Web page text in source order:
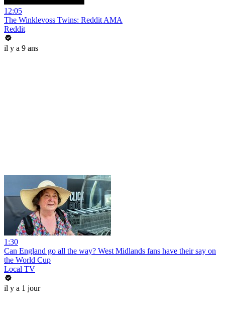
12:05
The Winklevoss Twins: Reddit AMA
Reddit
il y a 9 ans
1:30
Can England go all the way? West Midlands fans have their say on
the World Cup
Local TV
il y a 1 jour